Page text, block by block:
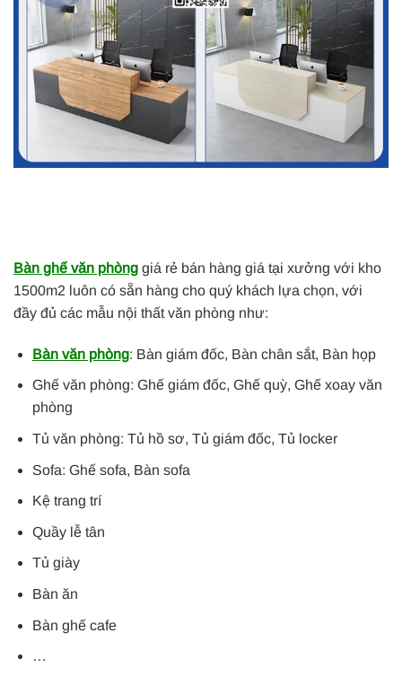
Bàn ghế văn phòng giá rẻ bán hàng giá tại xưởng với kho
1500m2 luôn có sẵn hàng cho quý khách lựa chọn, với
đầy đủ các mẫu nội thất văn phòng như:
Bàn văn phòng: Bàn giám đốc, Bàn chân sắt, Bàn họp
Ghế văn phòng: Ghế giám đốc, Ghế quỳ, Ghế xoay văn
phòng
Tủ văn phòng: Tủ hồ sơ, Tủ giám đốc, Tủ locker
Sofa: Ghế sofa, Bàn sofa
Kệ trang trí
Quầy lễ tân
Tủ giày
Bàn ăn
Bàn ghế cafe
…